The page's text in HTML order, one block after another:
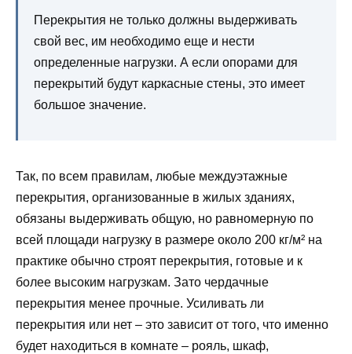
Перекрытия не только должны выдерживать
свой вес, им необходимо еще и нести
определенные нагрузки. А если опорами для
перекрытий будут каркасные стены, это имеет
большое значение.
Так, по всем правилам, любые междуэтажные
перекрытия, организованные в жилых зданиях,
обязаны выдерживать общую, но равномерную по
всей площади нагрузку в размере около 200 кг/м² на
практике обычно строят перекрытия, готовые и к
более высоким нагрузкам. Зато чердачные
перекрытия менее прочные. Усиливать ли
перекрытия или нет – это зависит от того, что именно
будет находиться в комнате – рояль, шкаф,